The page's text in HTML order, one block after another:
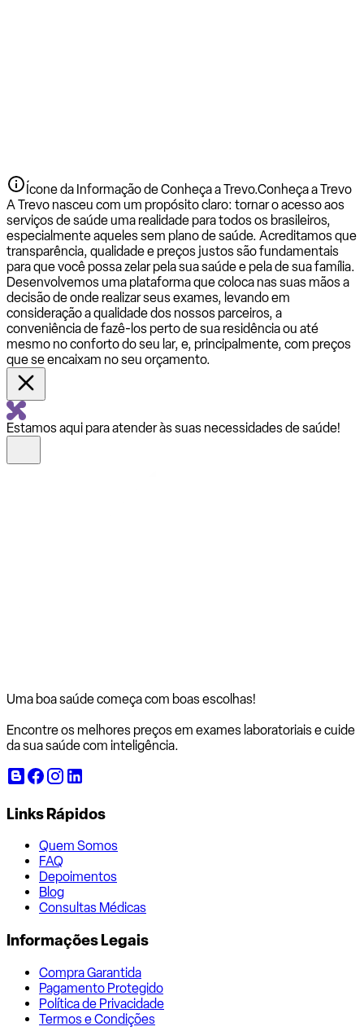
Ícone da Informação de Conheça a Trevo.Conheça a Trevo
A Trevo nasceu com um propósito claro: tornar o acesso aos
serviços de saúde uma realidade para todos os brasileiros,
especialmente aqueles sem plano de saúde. Acreditamos que
transparência, qualidade e preços justos são fundamentais
para que você possa zelar pela sua saúde e pela de sua família.
Desenvolvemos uma plataforma que coloca nas suas mãos a
decisão de onde realizar seus exames, levando em
consideração a qualidade dos nossos parceiros, a
conveniência de fazê-los perto de sua residência ou até
mesmo no conforto do seu lar, e, principalmente, com preços
que se encaixam no seu orçamento.
Estamos aqui para atender às suas necessidades de saúde!
Uma boa saúde começa com boas escolhas!
Encontre os melhores preços em exames laboratoriais e cuide
da sua saúde com inteligência.
Links Rápidos
Quem Somos
FAQ
Depoimentos
Blog
Consultas Médicas
Informações Legais
Compra Garantida
Pagamento Protegido
Política de Privacidade
Termos e Condições